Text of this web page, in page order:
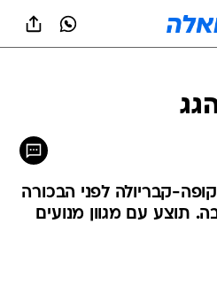
קבריולה לפני הבכורה
תוצע עם מגוון מנועים